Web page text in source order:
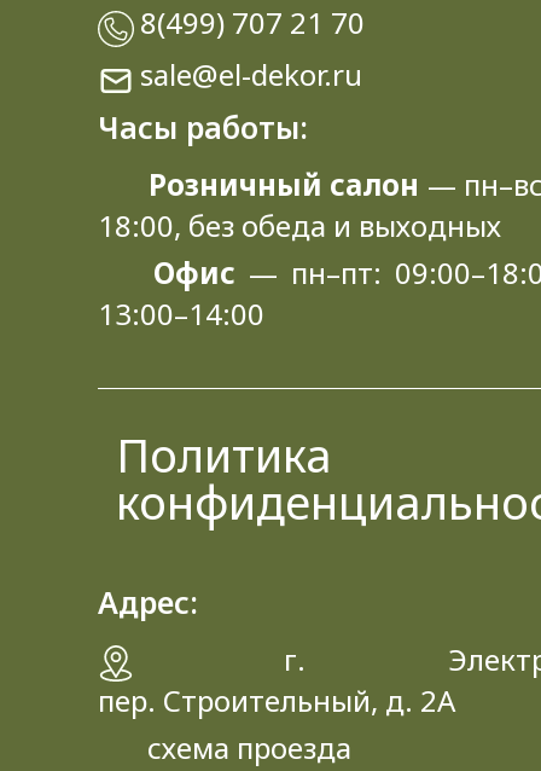
8(499) 707 21 70
sale@el-dekor.ru
Часы работы:
Розничный салон —
18:00, без обеда и выходных
Офис — пн–пт:
13:00–14:00
Политика
Адрес:
г.
пер. Строительный, д. 2A
схема проезда